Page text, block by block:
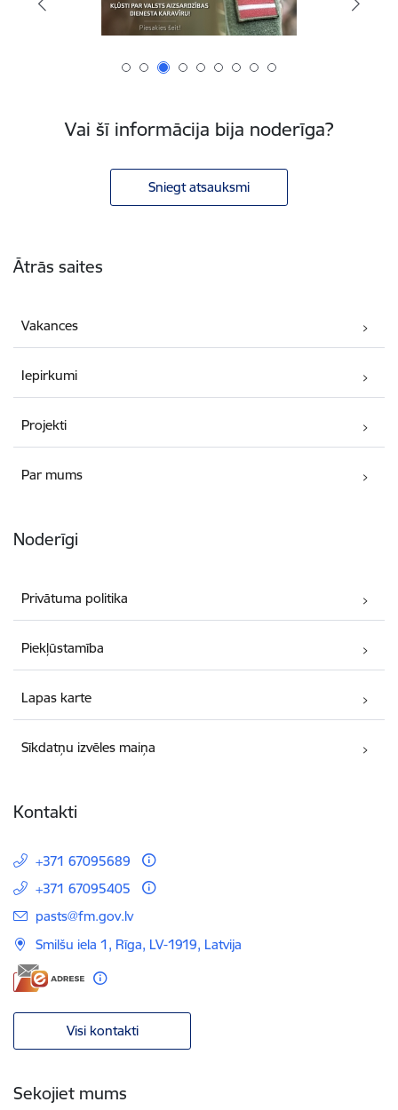
Vai šī informācija bija noderīga?
Sniegt atsauksmi
Ātrās saites
Vakances
Iepirkumi
Projekti
Par mums
Noderīgi
Privātuma politika
Piekļūstamība
Lapas karte
Sīkdatņu izvēles maiņa
Kontakti
+371 67095689
+371 67095405
E-pasts:
pasts@fm.gov.lv
Smilšu iela 1, Rīga, LV-1919, Latvija
Visi kontakti
Sekojiet mums